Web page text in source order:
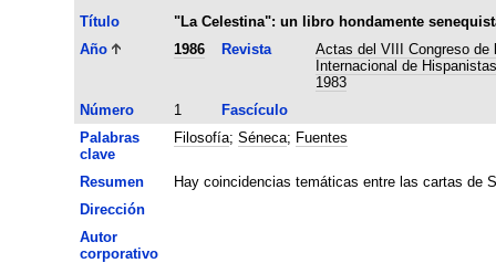
Título
"La Celestina": un libro hondamente
Año
1986 Revista
Actas del VIII Congreso de
Internacional de
1983
Número
1
Fascículo
Palabras
clave
Filosofía; Séneca; Fuentes
Resumen
Hay coincidencias temáticas entre las cartas de
Dirección
Autor
corporativo